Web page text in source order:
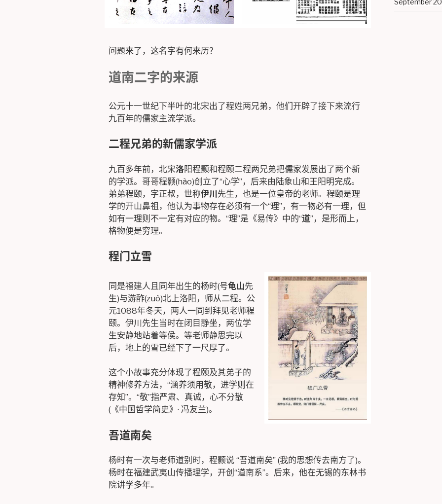
问题来了，这名字有何来历？
道南二字的来源
公元十一世纪下半叶的北宋出了程姓两兄弟，他们开辟了接下来流行
九百年的儒家主流学派。
二程兄弟的新儒家学派
九百多年前，北宋洛阳程颢和程颐二程两兄弟把儒家发展出了两个新
的学派。哥哥程颢(hào)创立了“心学”，后来由陆象山和王阳明完成。
弟弟程颐，字正叔，世称伊川先生，也是一位皇帝的老师。程颐是理
学的开山鼻祖，他认为事物存在必须有一个“理”，有一物必有一理，但
如有一理则不一定有对应的物。“理”是《易传》中的“道”，是形而上，
格物便是穷理。
程门立雪
同是福建人且同年出生的杨时(号龟山先
生)与游酢(zuò)北上洛阳，师从二程。公
元1088年冬天，两人一同到拜见老师程
颐。伊川先生当时在闭目静坐，两位学
生安静地站着等侯。等老师静思完以
后，地上的雪已经下了一尺厚了。
这个小故事充分体现了程颐及其弟子的
精神修养方法，“涵养须用敬，进学则在
存知”。“敬”指严肃、真诚，心不分散
(《中国哲学简史》· 冯友兰)。
吾道南矣
杨时有一次与老师道别时，程颢说 “吾道南矣” (我的思想传去南方了)。
杨时在福建武夷山传播理学，开创“道南系”。后来，他在无锡的东林书
院讲学多年。